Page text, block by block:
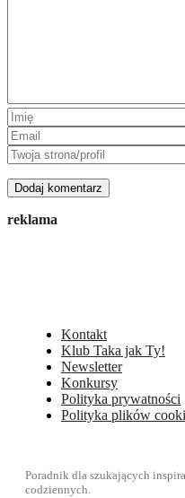
reklama
Kontakt
Klub Taka jak Ty!
Newsletter
Konkursy
Polityka prywatności
Polityka plików
Poradnik dla szukających
codziennych.